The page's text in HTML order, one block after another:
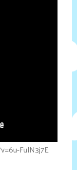
FulN3j7E